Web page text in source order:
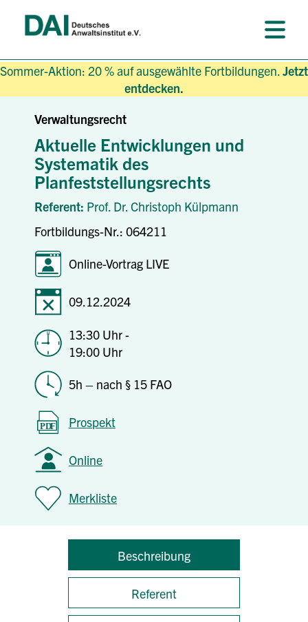
Sommer-Aktion: 20 % auf ausgewählte Fortbildungen.Jetzt
entdecken.
Verwaltungsrecht
Aktuelle Entwicklungen und
Systematik des
Planfeststellungsrechts
Referent: Prof. Dr. Christoph Külpmann
Fortbildungs-Nr.: 064211
Online-Vortrag LIVE
09.12.2024
13:30 Uhr -
19:00 Uhr
5h – nach § 15 FAO
Prospekt
Online
Merkliste
Beschreibung
Referent